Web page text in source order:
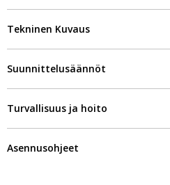
Tekninen Kuvaus
Suunnittelusäännöt
Turvallisuus ja hoito
Asennusohjeet